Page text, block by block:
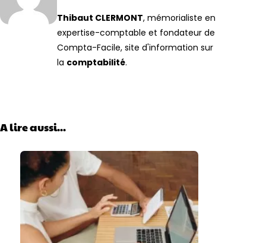
Thibaut CLERMONT, mémorialiste en
expertise-comptable et fondateur de
Compta-Facile, site d'information sur
la comptabilité.
A lire aussi...